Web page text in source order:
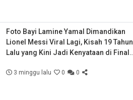
Foto Bayi Lamine Yamal Dimandikan
Lionel Messi Viral Lagi, Kisah 19 Tahun
Lalu yang Kini Jadi Kenyataan di Final
3 minggu lalu 0 0